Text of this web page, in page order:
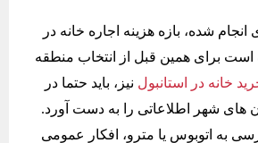
شده، بازه هزینه اجاره خانه در
است برای همین قبل از انتخاب منطقه
خانه در استانبول نیز، باید حتما در
های شهر اطلاعاتی را به دست آورد.
به اتوبوس یا مترو، افکار عمومی